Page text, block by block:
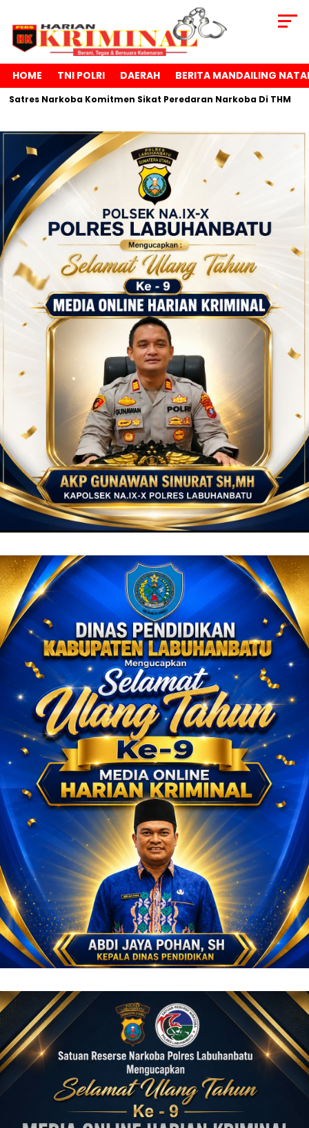
HOME TNI POLRI DAERAH BERITA MANDAILING
Komitmen Sikat Peredaran Narkoba Di THM Anggota